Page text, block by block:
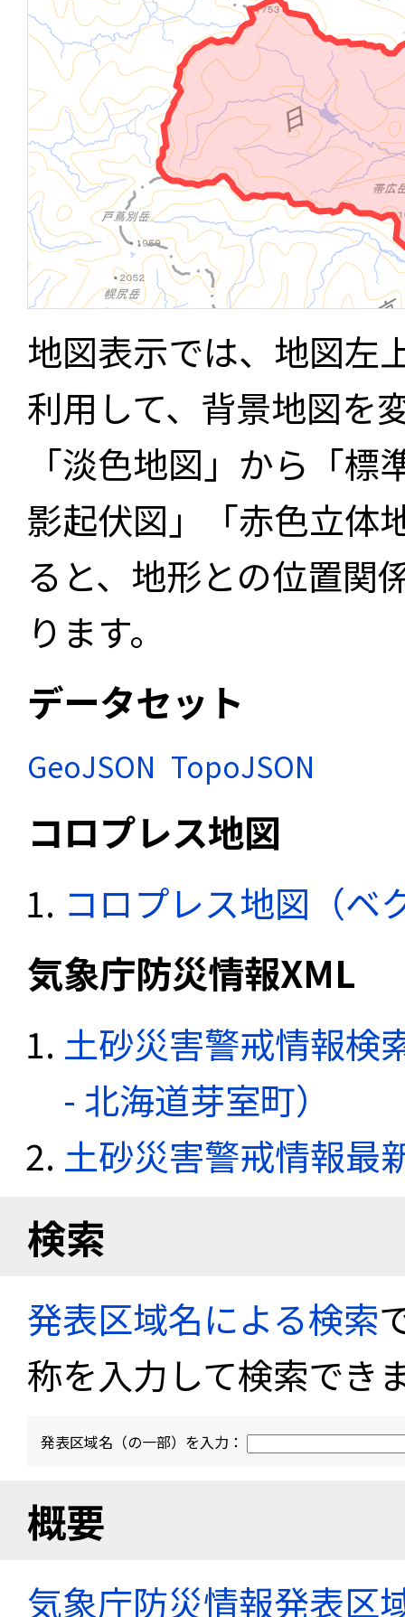
地図表示では、地図左
利用して、背景地図を
「淡色地図」から「
影起伏図」「赤色立体
ると、地形との位置関
ります。
データセット
GeoJSON TopoJSON
コロプレス地図
コロプレス地図（ベ
気象庁防災情報XML
土砂災害警戒情報検
- 北海道芽室町）
土砂災害警戒情報最
検索
発表区域名による検索
称を入力して検索でき
発表区域名（の一部）を入力：
概要
気象庁防災情報発表区